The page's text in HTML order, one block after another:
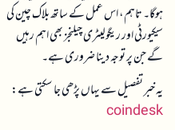
ہوگا۔ تاہم، اس عمل کے ساتھ بلاک چین کی
سیکیورٹی اور ریگولیٹری چیلنجز بھی اہم رہیں
گے جن پر توجہ دینا ضروری ہے۔
یہ خبر تفصیل سے یہاں پڑھی جا سکتی ہے:
coindesk